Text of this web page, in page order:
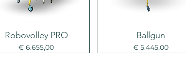
Robovolley PRO
Prijs
€ 6.655,00
Ballgun
Prijs
€ 5.445,00